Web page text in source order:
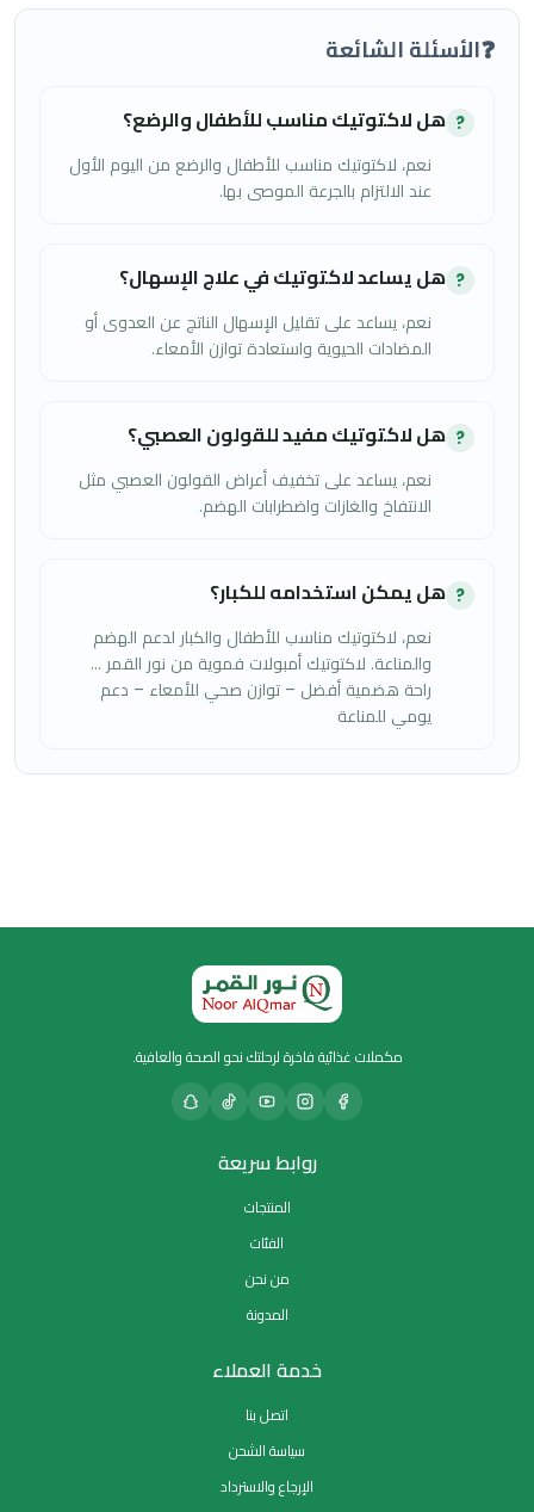
❓الأسئلة الشائعة
? هل لاكتوتيك مناسب للأطفال والرضع؟
نعم، لاكتوتيك مناسب للأطفال والرضع من اليوم الأول
عند الالتزام بالجرعة الموصى بها.
? هل يساعد لاكتوتيك في علاج الإسهال؟
نعم، يساعد على تقليل الإسهال الناتج عن العدوى أو
المضادات الحيوية واستعادة توازن الأمعاء.
? هل لاكتوتيك مفيد للقولون العصبي؟
نعم، يساعد على تخفيف أعراض القولون العصبي مثل
الانتفاخ والغازات واضطرابات الهضم.
? هل يمكن استخدامه للكبار؟
نعم، لاكتوتيك مناسب للأطفال والكبار لدعم الهضم
والمناعة. لاكتوتيك أمبولات فموية من نور القمر …
راحة هضمية أفضل – توازن صحي للأمعاء – دعم
يومي للمناعة
مكملات غذائية فاخرة لرحلتك نحو الصحة والعافية.
روابط سريعة
المنتجات
الفئات
من نحن
المدونة
خدمة العملاء
اتصل بنا
سياسة الشحن
الإرجاع والاسترداد